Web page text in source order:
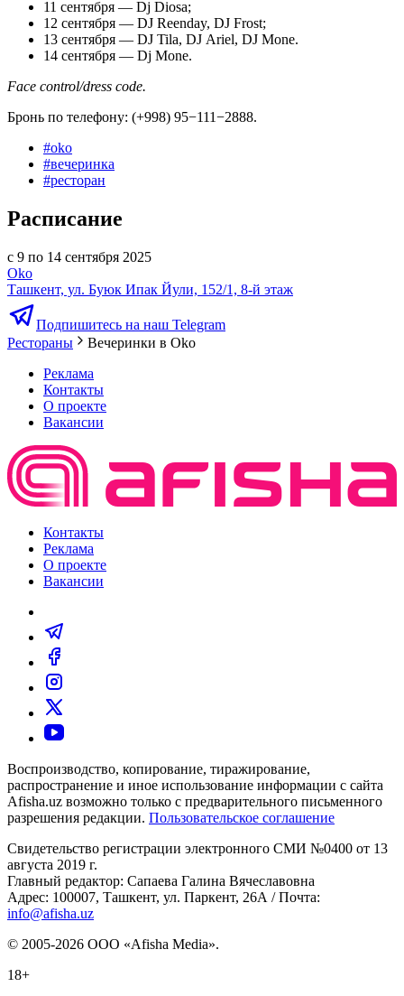
11 сентября — Dj Diosa;
12 сентября — DJ Reenday, DJ Frost;
13 сентября — DJ Tila, DJ Ariel, DJ Mone.
14 сентября — Dj Mone.
Face control/dress code.
Бронь по телефону: (+998) 95−111−2888.
#oko
#вечеринка
#ресторан
Расписание
с 9 по 14 сентября 2025
Oko
Ташкент, ул. Буюк Ипак Йули, 152/1, 8-й этаж
Подпишитесь на наш Telegram
Рестораны
Вечеринки в Oko
Реклама
Контакты
О проекте
Вакансии
Контакты
Реклама
О проекте
Вакансии
Воспроизводство, копирование, тиражирование,
распространение и иное использование информации с сайта
Afisha.uz возможно только с предварительного письменного
разрешения редакции. Пользовательское соглашение
Свидетельство регистрации электронного СМИ №0400 от 13
августа 2019 г.
Главный редактор: Сапаева Галина Вячеславовна
Адрес: 100007, Ташкент, ул. Паркент, 26А / Почта:
info@afisha.uz
© 2005-2026 ООО «Afisha Media».
18+